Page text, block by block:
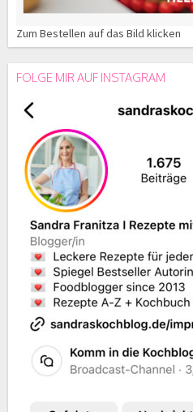
Zum Bestellen auf das Bild klicken
FOLGE MIR AUF INSTAGRAM